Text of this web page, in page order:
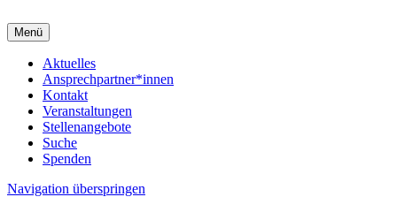
Menü
Aktuelles
Ansprechpartner*innen
Kontakt
Veranstaltungen
Stellenangebote
Suche
Spenden
Navigation überspringen